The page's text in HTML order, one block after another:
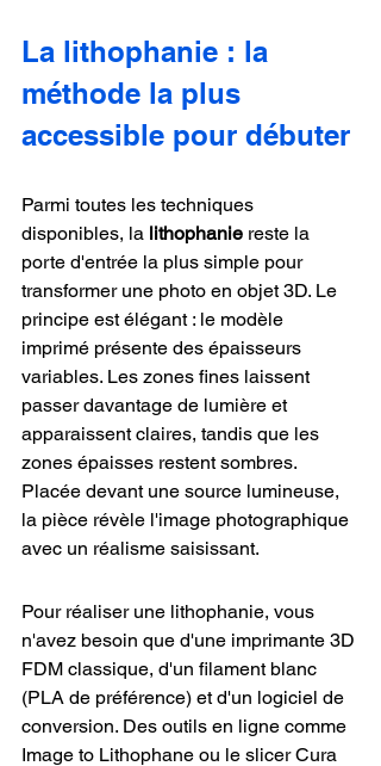
La lithophanie : la
méthode la plus
accessible pour débuter
Parmi toutes les techniques
disponibles, la lithophanie reste la
porte d'entrée la plus simple pour
transformer une photo en objet 3D. Le
principe est élégant : le modèle
imprimé présente des épaisseurs
variables. Les zones fines laissent
passer davantage de lumière et
apparaissent claires, tandis que les
zones épaisses restent sombres.
Placée devant une source lumineuse,
la pièce révèle l'image photographique
avec un réalisme saisissant.
Pour réaliser une lithophanie, vous
n'avez besoin que d'une imprimante 3D
FDM classique, d'un filament blanc
(PLA de préférence) et d'un logiciel de
conversion. Des outils en ligne comme
Image to Lithophane ou le slicer Cura